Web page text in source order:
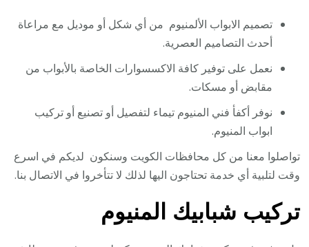
تصميم الابواب الألمنيوم من أي شكل أو موديل مع مراعاة
أحدث التصاميم العصرية.
نعمل على توفير كافة الاكسسوارات الخاصة بالأبواب من
مقابض أو مسكات.
نوفر أكفأ فني المنيوم تيماء لتفصيل أو تصنيع أو تركيب
ابواب المنيوم.
تواصلوا معنا من كل محافظات الكويت وسنكون لديكم في اسرع
وقت لتلبية أي خدمة تحتاجون اليها لذلك لا تتأخروا في الاتصال بنا.
تركيب شبابيك المنيوم